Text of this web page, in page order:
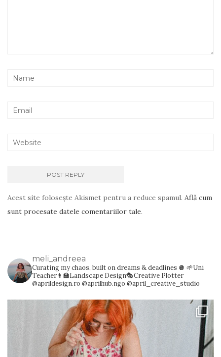
Acest site folosește Akismet pentru a reduce spamul. Află cum
sunt procesate datele comentariilor tale.
meli_andreea
Curating my chaos, built on dreams & deadlines 🪩 🌱Uni
Teacher👩‍🏫Landscape Design🎭Creative Plotter
@aprildesign.ro @aprilhub.ngo @april_creative_studio